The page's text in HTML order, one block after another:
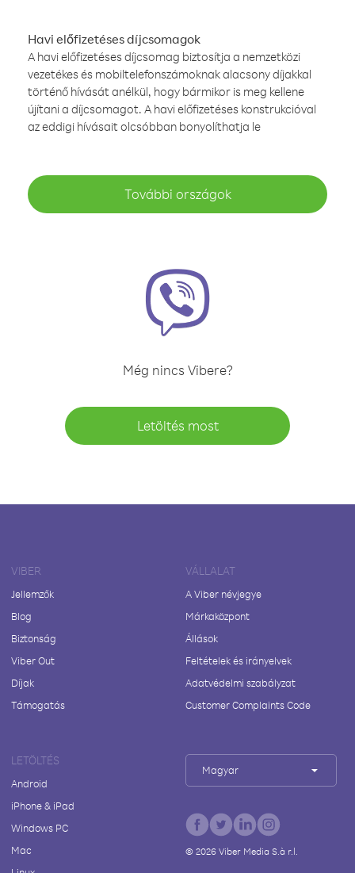
Havi előfizetéses díjcsomagok
A havi előfizetéses díjcsomag biztosítja a nemzetközi
vezetékes és mobiltelefonszámoknak alacsony díjakkal
történő hívását anélkül, hogy bármikor is meg kellene
újítani a díjcsomagot. A havi előfizetéses konstrukcióval
az eddigi hívásait olcsóbban bonyolíthatja le
További országok
Még nincs Vibere?
Letöltés most
VIBER
Jellemzők
Blog
Biztonság
Viber Out
Díjak
Támogatás
VÁLLALAT
A Viber névjegye
Márkaközpont
Állások
Feltételek és irányelvek
Adatvédelmi szabályzat
Customer Complaints Code
LETÖLTÉS
Android
iPhone & iPad
Windows PC
Mac
Magyar
© 2026Viber Media S.à r.l.